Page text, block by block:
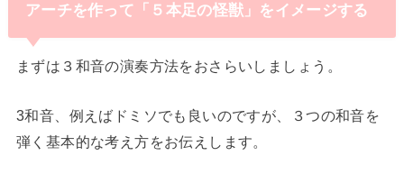
アーチを作って「５本足の怪獣」をイメージする
まずは３和音の演奏方法をおさらいしましょう。
3和音、例えばドミソでも良いのですが、３つの和音を
弾く基本的な考え方をお伝えします。